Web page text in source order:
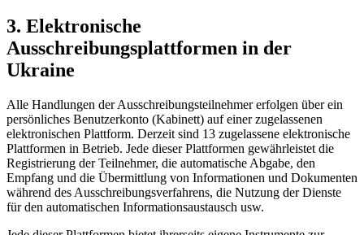
3. Elektronische
Ausschreibungsplattformen in der
Ukraine
Alle Handlungen der Ausschreibungsteilnehmer erfolgen über ein
persönliches Benutzerkonto (Kabinett) auf einer zugelassenen
elektronischen Plattform. Derzeit sind 13 zugelassene elektronische
Plattformen in Betrieb. Jede dieser Plattformen gewährleistet die
Registrierung der Teilnehmer, die automatische Abgabe, den
Empfang und die Übermittlung von Informationen und Dokumenten
während des Ausschreibungsverfahrens, die Nutzung der Dienste
für den automatischen Informationsaustausch usw.